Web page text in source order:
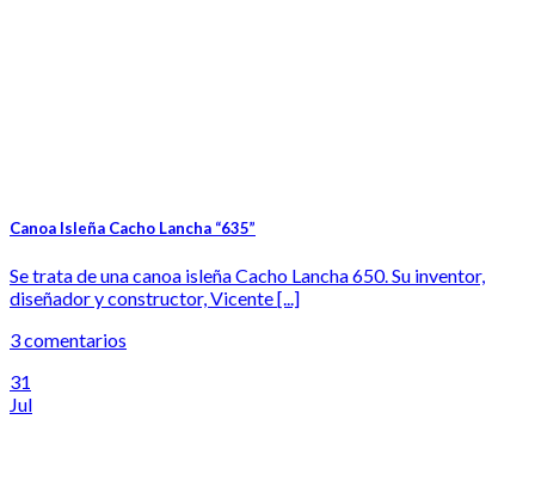
Canoa Isleña Cacho Lancha “635”
Se trata de una canoa isleña Cacho Lancha 650. Su inventor,
diseñador y constructor, Vicente [...]
3 comentarios
31
Jul